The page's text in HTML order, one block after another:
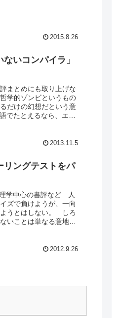
2015.8.26
いコンパイラ」
まとめにも取り上げな
学的ゾンビというもの
だけの幻想だという意
たとえるなら、エク
2013.11.5
リングテストをパ
学中心の書評など 人
ズで負けようが、一向
うとはしない。 しろ
いことは単なる意地や
2012.9.26